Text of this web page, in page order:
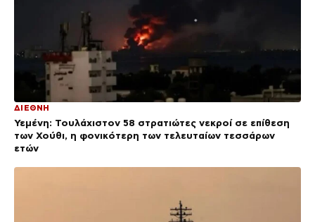
ΔΙΕΘΝΗ
Υεμένη: Τουλάχιστον 58 στρατιώτες νεκροί σε επίθεση
των Χούθι, η φονικότερη των τελευταίων τεσσάρων
ετών